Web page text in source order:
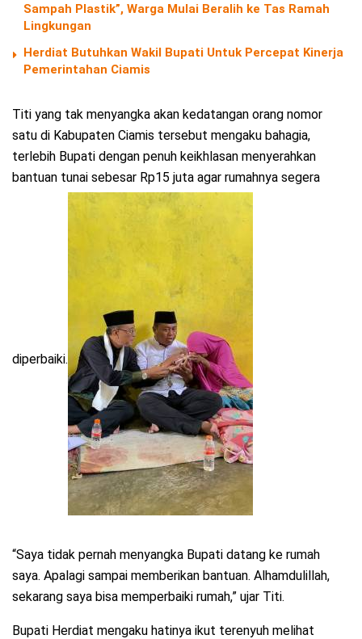
Sampah Plastik”, Warga Mulai Beralih ke Tas Ramah
Lingkungan
Herdiat Butuhkan Wakil Bupati Untuk Percepat Kinerja
Pemerintahan Ciamis
Titi yang tak menyangka akan kedatangan orang nomor
satu di Kabupaten Ciamis tersebut mengaku bahagia,
terlebih Bupati dengan penuh keikhlasan menyerahkan
bantuan tunai sebesar Rp15 juta agar rumahnya segera
diperbaiki.
“Saya tidak pernah menyangka Bupati datang ke rumah
saya. Apalagi sampai memberikan bantuan. Alhamdulillah,
sekarang saya bisa memperbaiki rumah,” ujar Titi.
Bupati Herdiat mengaku hatinya ikut terenyuh melihat